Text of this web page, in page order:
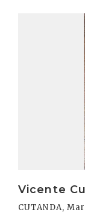
Vicente
CUTANDA,